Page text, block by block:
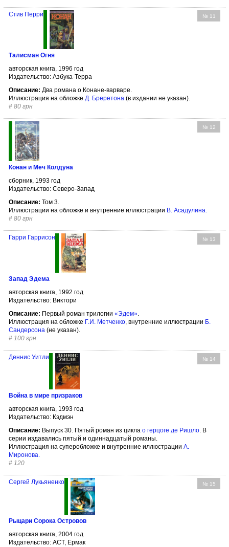
№ 11
Стив Перри
Талисман Огня
авторская книга, 1996 год
Издательство: Азбука-Терра
Описание: Два романа о Конане-варваре.
Иллюстрация на обложке Д. Бреретона (в издании не указан).
# 80 грн
№ 12
Конан и Меч Колдуна
сборник, 1993 год
Издательство: Северо-Запад
Описание: Том 3.
Иллюстрации на обложке и внутренние иллюстрации В. Асадулина
# 80 грн
№ 13
Гарри Гаррисон
Запад Эдема
авторская книга, 1992 год
Издательство: Виктори
Описание: Первый роман трилогии «Эдем».
Иллюстрация на обложке Г.И. Метченко, внутренние иллюстрации Б.
Сандерсона (не указан).
# 100 грн
№ 14
Деннис Уитли
Война в мире призраков
авторская книга, 1993 год
Издательство: Кэдмэн
Описание: Выпуск 30. Пятый роман из цикла о герцоге де Ришло. В
серии издавались пятый и одиннадцатый романы.
Иллюстрация на суперобложке и внутренние иллюстрации А.
Миронова.
# 120
№ 15
Сергей Лукьяненко
Рыцари Сорока Островов
авторская книга, 2004 год
Издательство: АСТ, Ермак